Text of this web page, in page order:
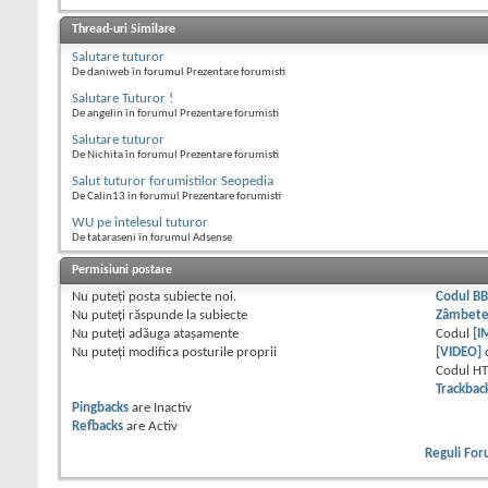
Thread-uri Similare
Salutare tuturor
De daniweb în forumul Prezentare forumisti
Salutare Tuturor !
De angelin în forumul Prezentare forumisti
Salutare tuturor
De Nichita în forumul Prezentare forumisti
Salut tuturor forumistilor Seopedia
De Calin13 în forumul Prezentare forumisti
WU pe intelesul tuturor
De tataraseni în forumul Adsense
Permisiuni postare
Nu puteţi posta subiecte noi.
Nu puteţi răspunde la subiecte
Nu puteţi adăuga ataşamente
Nu puteţi modifica posturile proprii
Codul BB
Codul
[VIDEO]
Codul
Pingbacks are Inactiv
Refbacks are Activ
Reguli